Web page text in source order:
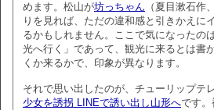
めます。松山が坊っちゃん （夏目漱石作
りを見れば、ただの違和感と引きかえに
るかもしれません。ここで気になったの
光へ行く」であって、観光に来るとは書
くか来るかで、印象が異なります。
それで思い出したのが、チューリップテ
少女を誘拐 LINEで誘い出し山形へです。